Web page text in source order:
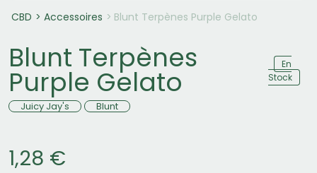
CBD Accessoires Blunt Terpènes Purple Gelato
Blunt Terpènes
Purple Gelato
En
Stock
Juicy Jay's Blunt
1,28 €